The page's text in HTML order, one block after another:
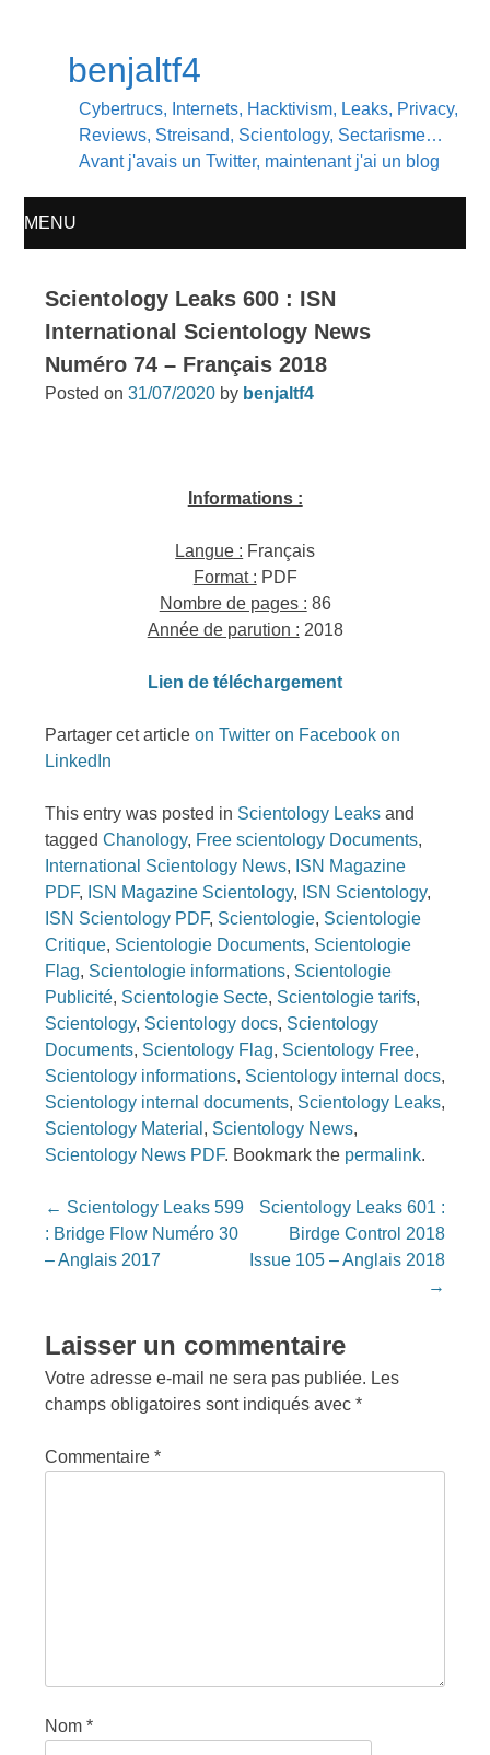
benjaltf4
Cybertrucs, Internets, Hacktivism, Leaks, Privacy,
Reviews, Streisand, Scientology, Sectarisme…
Avant j'avais un Twitter, maintenant j'ai un blog
MENU
TO
Scientology Leaks 600 : ISN
International Scientology News
Numéro 74 – Français 2018
Posted on31/07/2020 by benjaltf4
Informations :
Langue : Français
Format : PDF
Nombre de pages : 86
Année de parution : 2018
Lien de téléchargement
Partager cet articleon Twitter on Facebook on
LinkedIn
This entry was posted in Scientology Leaks and
taggedChanology, Free scientology Documents,
International Scientology News, ISN Magazine
PDF, ISN Magazine Scientology, ISN Scientology,
ISN Scientology PDF, Scientologie, Scientologie
Critique, Scientologie Documents, Scientologie
Flag, Scientologie informations, Scientologie
Publicité, Scientologie Secte, Scientologie tarifs,
Scientology, Scientology docs, Scientology
Documents, Scientology Flag, Scientology Free,
Scientology informations, Scientology internal docs,
Scientology internal documents, Scientology Leaks,
Scientology Material , Scientology News,
Scientology News PDF. Bookmark the permalink.
Post
navigation
← Scientology Leaks 599
: Bridge Flow Numéro 30
– Anglais 2017
Scientology Leaks 601 :
Birdge Control 2018
Issue 105 – Anglais 2018
→
Laisser un commentaire
Votre adresse e-mail ne sera pas publiée. Les
champs obligatoires sont indiqués avec*
Commentaire*
Nom*